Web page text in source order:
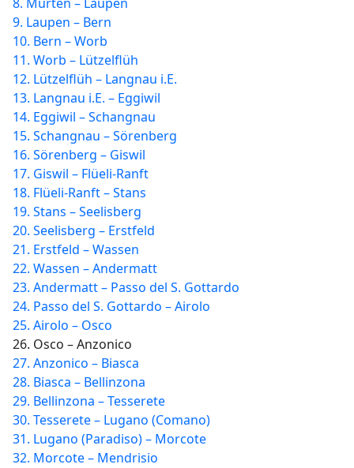
9. Laupen – Bern
10. Bern – Worb
11. Worb – Lützelflüh
12. Lützelflüh – Langnau i.E.
13. Langnau i.E. – Eggiwil
14. Eggiwil – Schangnau
15. Schangnau – Sörenberg
16. Sörenberg – Giswil
17. Giswil – Flüeli-Ranft
18. Flüeli-Ranft – Stans
19. Stans – Seelisberg
20. Seelisberg – Erstfeld
21. Erstfeld – Wassen
22. Wassen – Andermatt
23. Andermatt – Passo del S. Gottardo
24. Passo del S. Gottardo – Airolo
25. Airolo – Osco
26. Osco – Anzonico
27. Anzonico – Biasca
28. Biasca – Bellinzona
29. Bellinzona – Tesserete
30. Tesserete – Lugano (Comano)
31. Lugano (Paradiso) – Morcote
32. Morcote – Mendrisio